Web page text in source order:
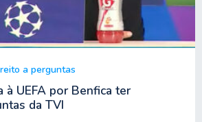
a perguntas
à UEFA por Benfica ter
da TVI